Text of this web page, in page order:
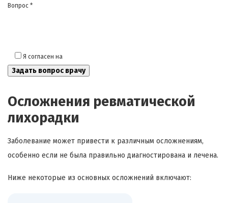
Вопрос *
Я согласен на
Осложнения ревматической
лихорадки
Заболевание может привести к различным осложнениям,
особенно если не была правильно диагностирована и лечена.
Ниже некоторые из основных осложнений включают: